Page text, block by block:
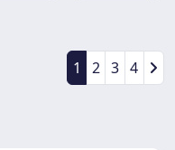
1 2 3 4